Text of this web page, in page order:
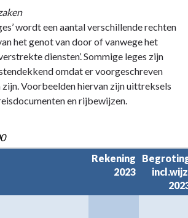
wordt een aantal verschillende rechten
het genot van door of vanwege het
diensten’. Sommige leges zijn
omdat er voorgeschreven
Voorbeelden hiervan zijn uittreksels
en rijbewijzen.
Rekening
2023